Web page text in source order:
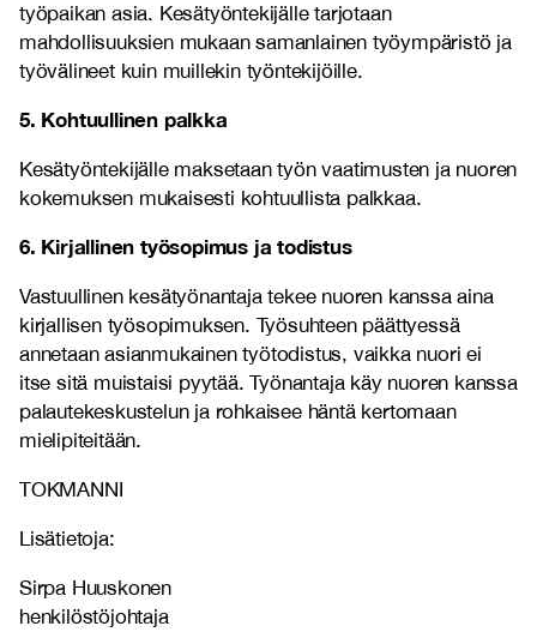
työpaikan asia. Kesätyöntekijälle tarjotaan
mahdollisuuksien mukaan samanlainen työympäristö ja
työvälineet kuin muillekin työntekijöille.
5. Kohtuullinen palkka
Kesätyöntekijälle maksetaan työn vaatimusten ja nuoren
kokemuksen mukaisesti kohtuullista palkkaa.
6. Kirjallinen työsopimus ja todistus
Vastuullinen kesätyönantaja tekee nuoren kanssa aina
kirjallisen työsopimuksen. Työsuhteen päättyessä
annetaan asianmukainen työtodistus, vaikka nuori ei
itse sitä muistaisi pyytää. Työnantaja käy nuoren kanssa
palautekeskustelun ja rohkaisee häntä kertomaan
mielipiteitään.
TOKMANNI
Lisätietoja:
Sirpa Huuskonen
henkilöstöjohtaja